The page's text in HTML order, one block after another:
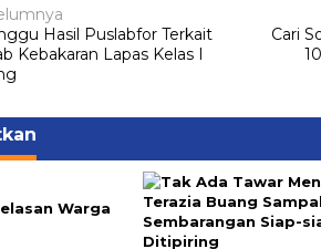
Hasil Puslabfor Terkait
Kebakaran Lapas Kelas I
Cari
Warga